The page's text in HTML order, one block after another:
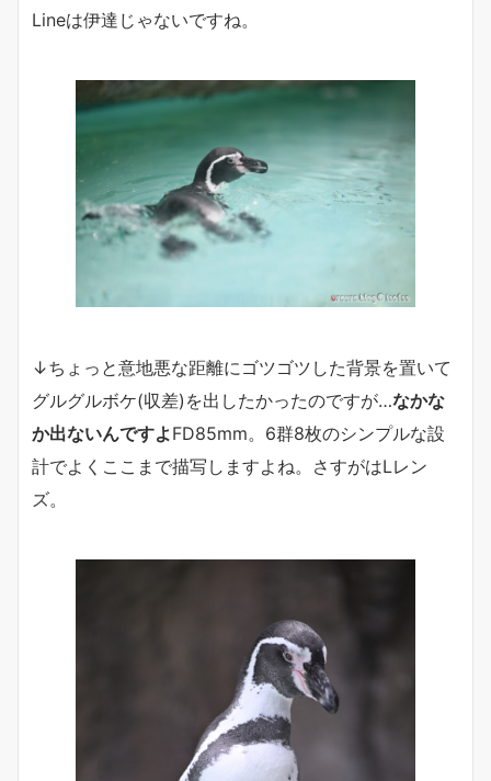
Lineは伊達じゃないですね。
↓ちょっと意地悪な距離にゴツゴツした背景を置いて
グルグルボケ(収差)を出したかったのですが…なかな
か出ないんですよFD85mm。6群8枚のシンプルな設
計でよくここまで描写しますよね。さすがはLレン
ズ。